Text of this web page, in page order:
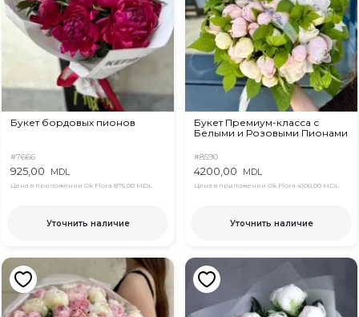
Букет бордовых пионов
#7666
925,00 MDL
Цена в приложении Ok Flora 875,00 MDL
Уточнить наличие
Букет Премиум-класса с
Белыми и Розовыми Пионами
#8590
4200,00 MDL
Цена в приложении Ok Flora 4100,00 MDL
Уточнить наличие